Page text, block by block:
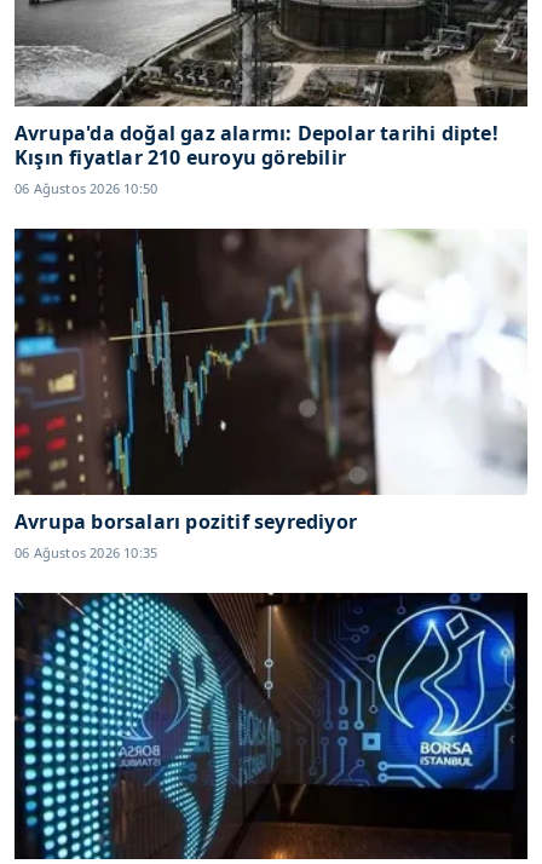
Avrupa'da doğal gaz alarmı: Depolar tarihi dipte!
Kışın fiyatlar 210 euroyu görebilir
06 Ağustos 2026 10:50
Avrupa borsaları pozitif seyrediyor
06 Ağustos 2026 10:35